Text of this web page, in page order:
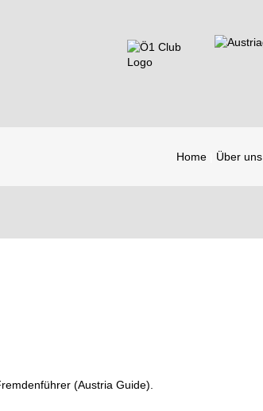
Home Über uns
(Austria Guide).